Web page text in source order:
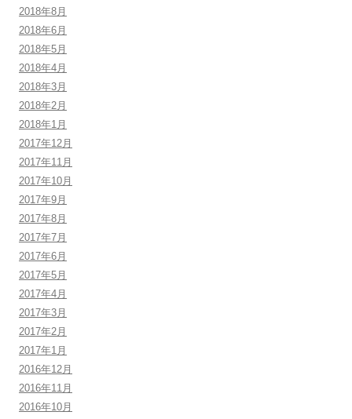
2018年8月
2018年6月
2018年5月
2018年4月
2018年3月
2018年2月
2018年1月
2017年12月
2017年11月
2017年10月
2017年9月
2017年8月
2017年7月
2017年6月
2017年5月
2017年4月
2017年3月
2017年2月
2017年1月
2016年12月
2016年11月
2016年10月